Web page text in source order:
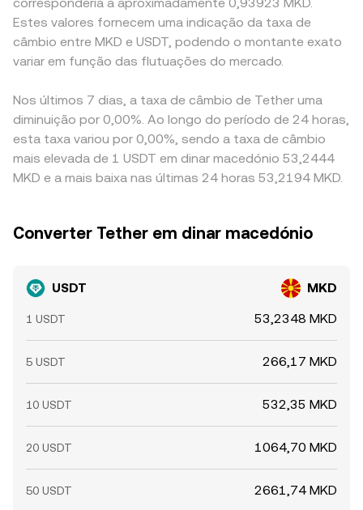
Estes valores fornecem uma indicação da taxa de
câmbio entre MKD e USDT, podendo o montante exato
variar em função das flutuações do mercado.
Nos últimos 7 dias, a taxa de câmbio de Tether uma
diminuição por 0,00%. Ao longo do período de 24 horas,
esta taxa variou por 0,00%, sendo a taxa de câmbio
mais elevada de 1 USDT em dinar macedónio 53,2444
MKD e a mais baixa nas últimas 24 horas 53,2194 MKD.
Converter Tether em dinar macedónio
USDT MKD
1 USDT 53,2348 MKD
5 USDT 266,17 MKD
10 USDT 532,35 MKD
20 USDT 1064,70 MKD
50 USDT 2661,74 MKD